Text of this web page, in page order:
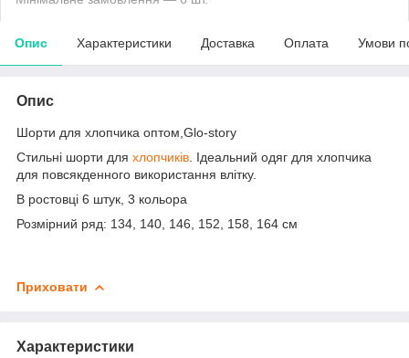
Опис Характеристики Доставка Оплата Умови
Опис
Шорти для хлопчика оптом,Glo-story
Стильні шорти для хлопчиків . Ідеальний одяг для хлопчика
для повсякденного використання влітку.
В ростовці 6 штук, 3 кольора
Розмірний ряд: 134, 140, 146, 152, 158, 164 см
Приховати
Характеристики